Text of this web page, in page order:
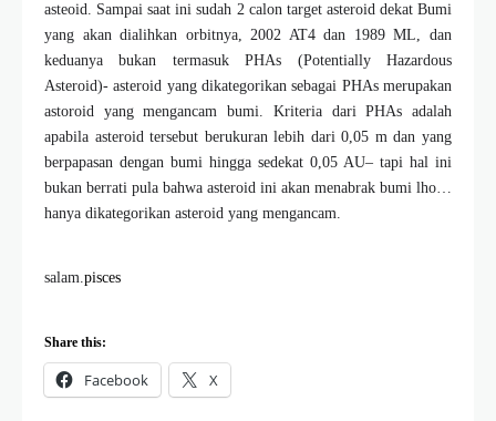
asteoid. Sampai saat ini sudah 2 calon target asteroid dekat Bumi
yang akan dialihkan orbitnya, 2002 AT4 dan 1989 ML, dan
keduanya bukan termasuk PHAs (Potentially Hazardous
Asteroid)- asteroid yang dikategorikan sebagai PHAs merupakan
astoroid yang mengancam bumi. Kriteria dari PHAs adalah
apabila asteroid tersebut berukuran lebih dari 0,05 m dan yang
berpapasan dengan bumi hingga sedekat 0,05 AU– tapi hal ini
bukan berrati pula bahwa asteroid ini akan menabrak bumi lho…
hanya dikategorikan asteroid yang mengancam.
salam.pisces
Share this:
Facebook X